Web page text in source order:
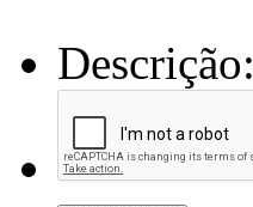
Descrição: